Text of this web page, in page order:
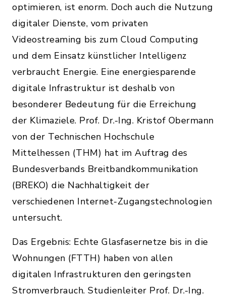
optimieren, ist enorm. Doch auch die Nutzung
digitaler Dienste, vom privaten
Videostreaming bis zum Cloud Computing
und dem Einsatz künstlicher Intelligenz
verbraucht Energie. Eine energiesparende
digitale Infrastruktur ist deshalb von
besonderer Bedeutung für die Erreichung
der Klimaziele. Prof. Dr.-Ing. Kristof Obermann
von der Technischen Hochschule
Mittelhessen (THM) hat im Auftrag des
Bundesverbands Breitbandkommunikation
(BREKO) die Nachhaltigkeit der
verschiedenen Internet-Zugangstechnologien
untersucht.
Das Ergebnis: Echte Glasfasernetze bis in die
Wohnungen (FTTH) haben von allen
digitalen Infrastrukturen den geringsten
Stromverbrauch. Studienleiter Prof. Dr.-Ing.